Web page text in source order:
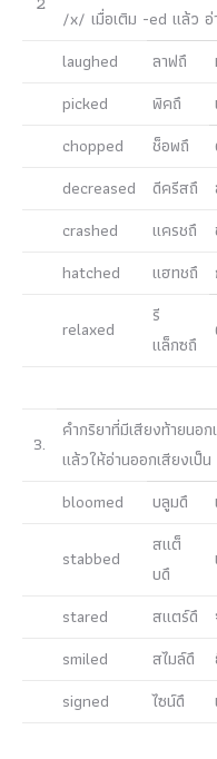
/x/ เมื่อเติม -ed แล้ว อ่
laughed
ลาฟถึ
picked
พิคถึ
chopped
ช็อพถึ
decreased
ดีครีสถึ
crashed
แครชถึ
hatched
แฮทชถึ
relaxed
รี
แล็กซถึ
3.
คำกริยาที่มีเสียงท้ายนอ
แล้วให้อ่านออกเสียงเป็น
bloomed
บลูมดึ
stabbed
สแต็
บดึ
stared สแตร์ดึ
smiled
สไมล์ดึ
signed
ไซน์ดึ